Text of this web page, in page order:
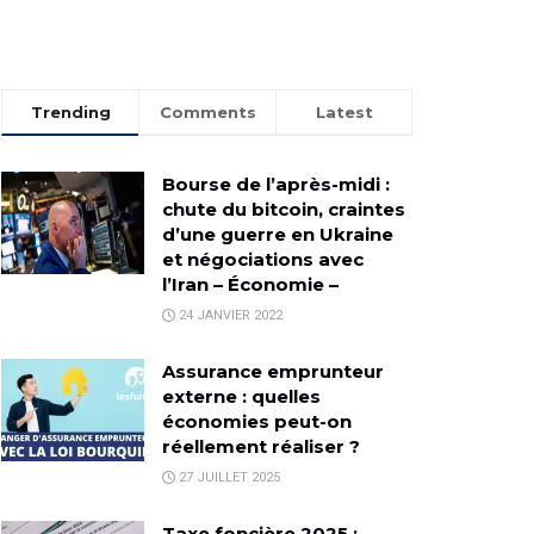
Trending Comments Latest
Bourse de l’après-midi :
chute du bitcoin, craintes
d’une guerre en Ukraine
et négociations avec
l’Iran – Économie –
24 JANVIER 2022
Assurance emprunteur
externe : quelles
économies peut-on
réellement réaliser ?
27 JUILLET 2025